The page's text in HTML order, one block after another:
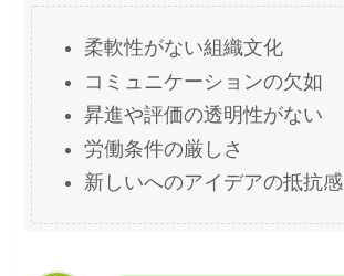
柔軟性がない組織文化
コミュニケーションの欠如
昇進や評価の透明性がない
労働条件の厳しさ
新しいへのアイデアの抵抗感